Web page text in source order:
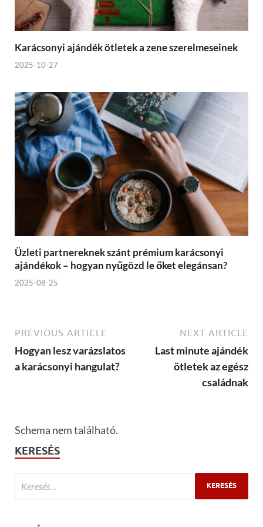
Karácsonyi ajándék ötletek a zene szerelmeseinek
2025-10-27
Üzleti partnereknek szánt prémium karácsonyi
ajándékok – hogyan nyűgözd le őket elegánsan?
2025-08-25
PREVIOUS ARTICLE
Hogyan lesz varázslatos
a karácsonyi hangulat?
NEXT ARTICLE
Last minute ajándék
ötletek az egész
családnak
Schema nem található.
KERESÉS